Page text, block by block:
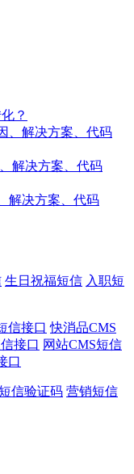
？
、解决方案、代码
解决方案、代码
解决方案、代码
生日祝福短信 入职短
信接口 快消品CMS
接口 网站CMS短信
口
信验证码 营销短信